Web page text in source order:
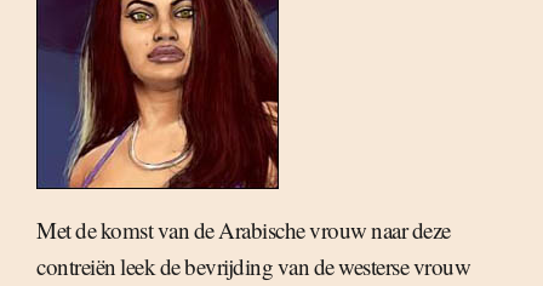
Met de komst van de Arabische vrouw naar deze
contreiën leek de bevrijding van de westerse vrouw